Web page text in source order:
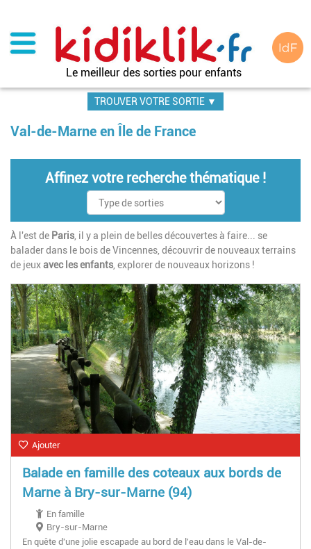
contenu
principal
Le meilleur des sorties pour enfants
TROUVER VOTRE SORTIE ▼
Val-de-Marne en Île de France
Affinez votre recherche thématique !
À l'est de Paris, il y a plein de belles découvertes à faire... se
balader dans le bois de Vincennes, découvrir de nouveaux terrains
de jeuxavec les enfants, explorer de nouveaux horizons !
Ajouter
Balade en famille des coteaux aux bords de
Marne à Bry-sur-Marne (94)
En famille
Bry-sur-Marne
En quête d'une jolie escapade au bord de l'eau dans le Val-de-